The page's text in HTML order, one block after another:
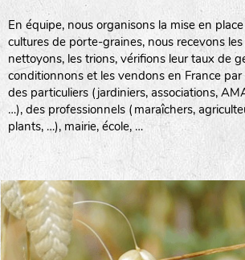
En équipe, nous organisons la mise en
cultures de porte-graines, nous recevons
nettoyons, les trions, vérifions leur taux de
conditionnons et les vendons en France par
des particuliers (jardiniers, associations,
…), des professionnels (maraîchers,
plants, …), mairie, école, …